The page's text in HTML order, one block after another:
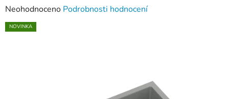
Průměrné
hodnocení
Neohodnoceno Podrobnosti hodnocení
NOVINKA